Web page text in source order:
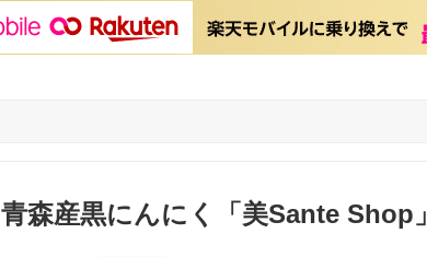
青森産黒にんにく「美Sante Shop」